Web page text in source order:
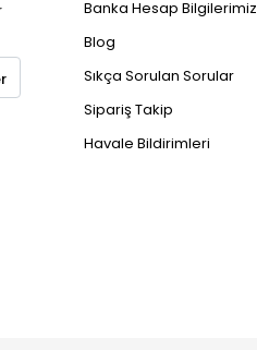
Banka Hesap Bilgilerimiz
Blog
Sıkça Sorulan Sorular
Sipariş Takip
Havale Bildirimleri